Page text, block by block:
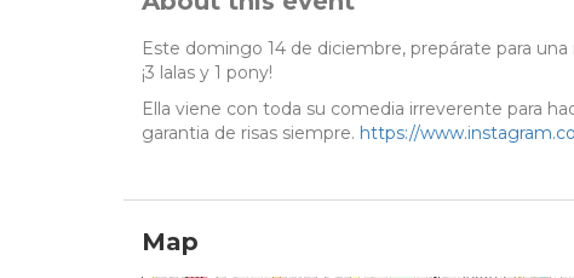
Este domingo 14 de diciembre, prepárate para
¡3 lalas y 1 pony!
Ella viene con toda su comedia irreverente para
garantia de risas siempre. https://
Map